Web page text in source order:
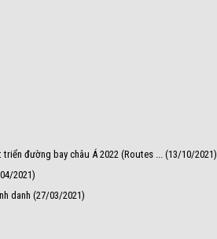
đường bay châu Á 2022 (Routes ... (13/10/2021)
2021)
danh (27/03/2021)